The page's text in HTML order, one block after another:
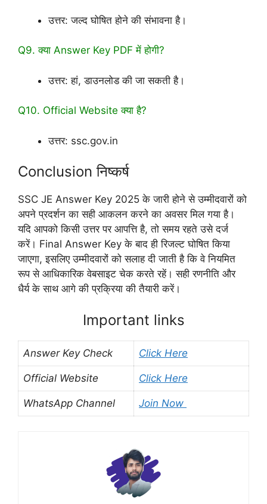
उत्तर: जल्द घोषित होने की संभावना है।
Q9. क्या Answer Key PDF में होगी?
उत्तर: हां, डाउनलोड की जा सकती है।
Q10. Official Website क्या है?
उत्तर: ssc.gov.in
Conclusion निष्कर्ष
SSC JE Answer Key 2025 के जारी होने से उम्मीदवारों को
अपने प्रदर्शन का सही आकलन करने का अवसर मिल गया है।
यदि आपको किसी उत्तर पर आपत्ति है, तो समय रहते उसे दर्ज
करें। Final Answer Key के बाद ही रिजल्ट घोषित किया
जाएगा, इसलिए उम्मीदवारों को सलाह दी जाती है कि वे नियमित
रूप से आधिकारिक वेबसाइट चेक करते रहें। सही रणनीति और
धैर्य के साथ आगे की प्रक्रिया की तैयारी करें।
Important links
Answer Key Check Click Here
Official Website Click Here
WhatsApp Channel Join Now